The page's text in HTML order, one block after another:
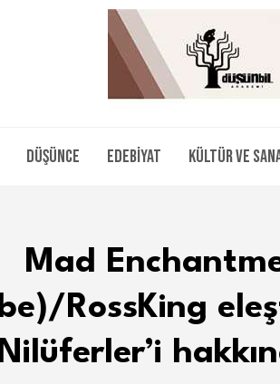
Düşünce Edebiyat Kültür ve
Mad
RossKing